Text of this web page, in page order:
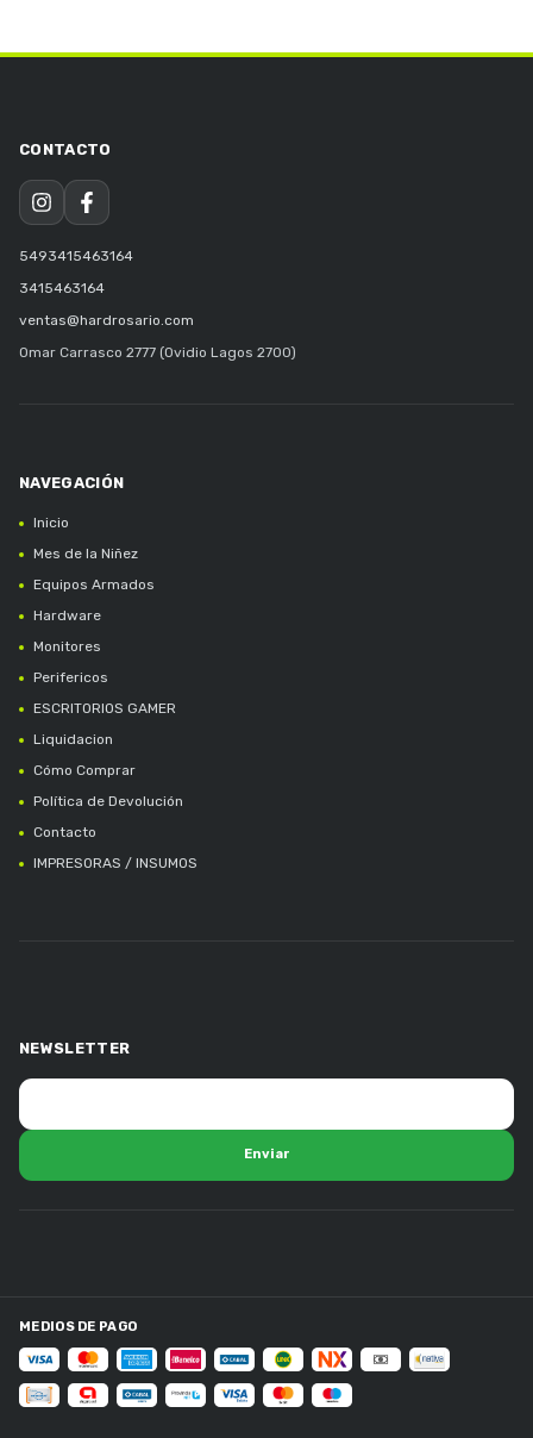
5493415463164
3415463164
ventas@hardrosario.com
Omar Carrasco 2777 (Ovidio Lagos 2700)
Inicio
Mes de la Niñez
Equipos Armados
Hardware
Monitores
Perifericos
ESCRITORIOS GAMER
Liquidacion
Cómo Comprar
Política de Devolución
Contacto
IMPRESORAS / INSUMOS
NEWSLETTER
MEDIOS DE PAGO